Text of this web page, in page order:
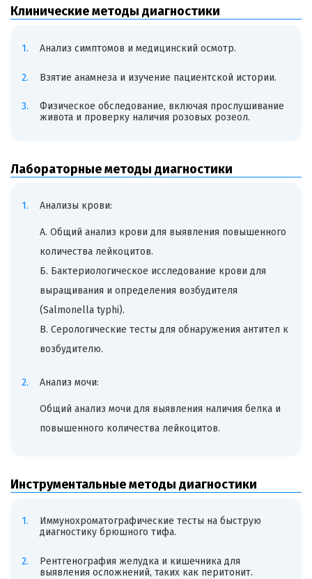
Клинические методы диагностики
Анализ симптомов и медицинский осмотр.
Взятие анамнеза и изучение пациентской истории.
Физическое обследование, включая прослушивание
живота и проверку наличия розовых розеол.
Лабораторные методы диагностики
Анализы крови:
А. Общий анализ крови для выявления повышенного
количества лейкоцитов.
Б. Бактериологическое исследование крови для
выращивания и определения возбудителя
(Salmonella typhi).
В. Серологические тесты для обнаружения антител к
возбудителю.
Анализ мочи:
Общий анализ мочи для выявления наличия белка и
повышенного количества лейкоцитов.
Инструментальные методы диагностики
Иммунохроматографические тесты на быструю
диагностику брюшного тифа.
Рентгенография желудка и кишечника для
выявления осложнений, таких как перитонит.